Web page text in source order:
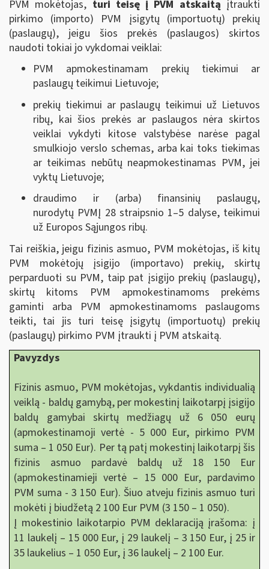
PVM mokėtojas, turi teisę į PVM atskaitą įtraukti
pirkimo (importo) PVM įsigytų (importuotų) prekių
(paslaugų), jeigu šios prekės (paslaugos) skirtos
naudoti tokiai jo vykdomai veiklai:
PVM apmokestinamam prekių tiekimui ar
paslaugų teikimui Lietuvoje;
prekių tiekimui ar paslaugų teikimui už Lietuvos
ribų, kai šios prekės ar paslaugos nėra skirtos
veiklai vykdyti kitose valstybėse narėse pagal
smulkiojo verslo schemas, arba kai toks tiekimas
ar teikimas nebūtų neapmokestinamas PVM, jei
vyktų Lietuvoje;
draudimo ir (arba) finansinių paslaugų,
nurodytų PVMĮ 28 straipsnio 1–5 dalyse, teikimui
už Europos Sąjungos ribų.
Tai reiškia, jeigu fizinis asmuo, PVM mokėtojas, iš kitų
PVM mokėtojų įsigijo (importavo) prekių, skirtų
perparduoti su PVM, taip pat įsigijo prekių (paslaugų),
skirtų kitoms PVM apmokestinamoms prekėms
gaminti arba PVM apmokestinamoms paslaugoms
teikti, tai jis turi teisę įsigytų (importuotų) prekių
(paslaugų) pirkimo PVM įtraukti į PVM atskaitą.
Pavyzdys
Fizinis asmuo, PVM mokėtojas, vykdantis individualią
veiklą - baldų gamybą, per mokestinį laikotarpį įsigijo
baldų gamybai skirtų medžiagų už 6 050 eurų
(apmokestinamoji vertė - 5 000 Eur, pirkimo PVM
suma – 1 050 Eur). Per tą patį mokestinį laikotarpį šis
fizinis asmuo pardavė baldų už 18 150 Eur
(apmokestinamieji vertė – 15 000 Eur, pardavimo
PVM suma - 3 150 Eur). Šiuo atveju fizinis asmuo turi
mokėti į biudžetą 2 100 Eur PVM (3 150 – 1 050).
Į mokestinio laikotarpio PVM deklaraciją įrašoma: į
11 laukelį – 15 000 Eur, į 29 laukelį – 3 150 Eur, į 25 ir
35 laukelius – 1 050 Eur, į 36 laukelį – 2 100 Eur.